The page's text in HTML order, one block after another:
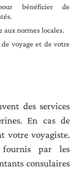
bénéficier de
aux normes locales.
voyage et de votre
des services
En cas de
votre voyagiste.
fournis par les
consulaires